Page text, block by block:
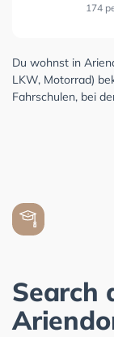
174
Du wohnst in
LKW, Motorrad)
Fahrschulen, bei
Search